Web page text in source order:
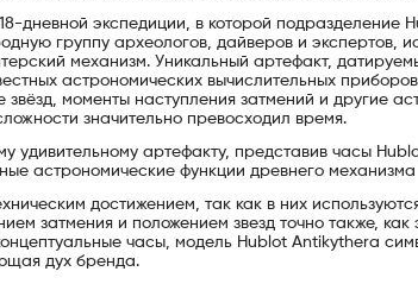
дневной экспедиции, в которой подразделение
группу археологов, дайверов и экспертов,
механизм. Уникальный артефакт,
астрономических вычислительных
звёзд, моменты наступления затмений и другие
значительно превосходил время.
удивительному артефакту, представив часы
астрономические функции древнего механизма
достижением, так как в них
затмения и положением звезд точно также, как
часы, модель Hublot Antikythera
дух бренда.